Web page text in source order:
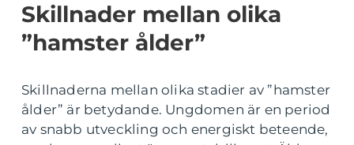
Skillnader mellan olika
”hamster ålder”
Skillnaderna mellan olika stadier av ”hamster
ålder” är betydande. Ungdomen är en period
av snabb utveckling och energiskt beteende,